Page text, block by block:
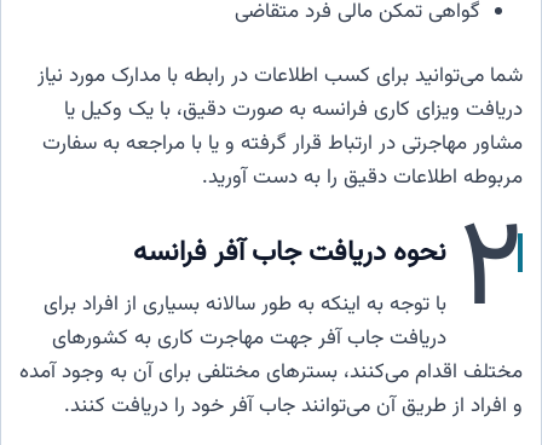
گواهی تمکن مالی فرد متقاضی
شما می‌توانید برای کسب اطلاعات در رابطه با مدارک مورد نیاز
دریافت ویزای کاری فرانسه به صورت دقیق، با یک وکیل یا
مشاور مهاجرتی در ارتباط قرار گرفته و یا با مراجعه به سفارت
مربوطه اطلاعات دقیق را به دست آورید.
۲ نحوه دریافت جاب آفر فرانسه
با توجه به اینکه به طور سالانه بسیاری از افراد برای
دریافت جاب آفر جهت مهاجرت کاری به کشورهای
مختلف اقدام می‌کنند، بسترهای مختلفی برای آن به وجود آمده
و افراد از طریق آن می‌توانند جاب آفر خود را دریافت کنند.